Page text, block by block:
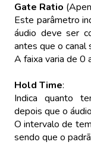
Gate Ratio
Este parâmetro
áudio deve ser
antes que o canal
A faixa varia de 0
Hold Time:
Indica quanto
depois que o
O intervalo de
sendo que o